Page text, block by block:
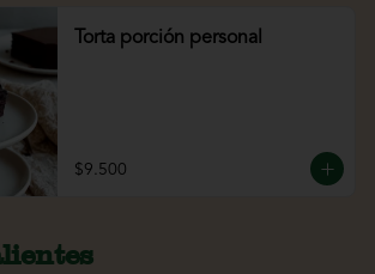
Torta porción personal
$9.500